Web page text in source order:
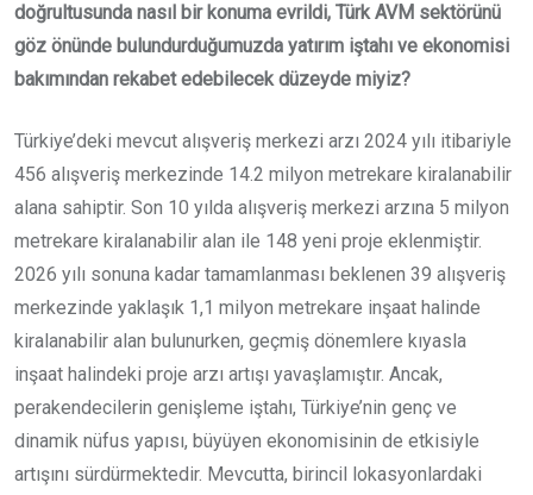
doğrultusunda nasıl bir konuma evrildi, Türk AVM sektörünü
göz önünde bulundurduğumuzda yatırım iştahı ve ekonomisi
bakımından rekabet edebilecek düzeyde miyiz?
Türkiye’deki mevcut alışveriş merkezi arzı 2024 yılı itibariyle
456 alışveriş merkezinde 14.2 milyon metrekare kiralanabilir
alana sahiptir. Son 10 yılda alışveriş merkezi arzına 5 milyon
metrekare kiralanabilir alan ile 148 yeni proje eklenmiştir.
2026 yılı sonuna kadar tamamlanması beklenen 39 alışveriş
merkezinde yaklaşık 1,1 milyon metrekare inşaat halinde
kiralanabilir alan bulunurken, geçmiş dönemlere kıyasla
inşaat halindeki proje arzı artışı yavaşlamıştır. Ancak,
perakendecilerin genişleme iştahı, Türkiye’nin genç ve
dinamik nüfus yapısı, büyüyen ekonomisinin de etkisiyle
artışını sürdürmektedir. Mevcutta, birincil lokasyonlardaki